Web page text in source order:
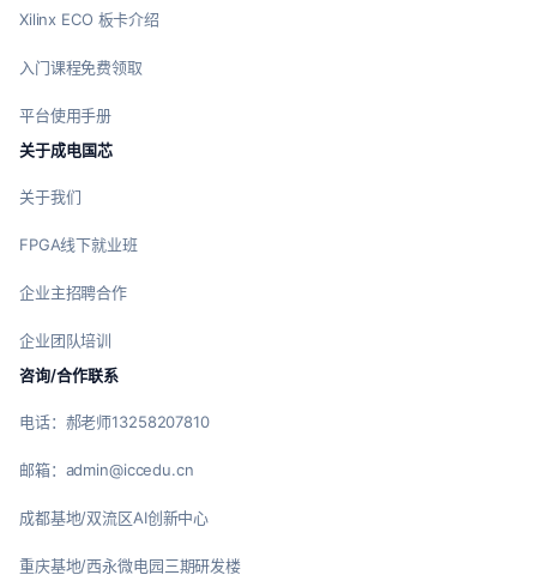
Xilinx ECO 板卡介绍
入门课程免费领取
平台使用手册
关于成电国芯
关于我们
FPGA线下就业班
企业主招聘合作
企业团队培训
咨询/合作联系
电话：郝老师13258207810
邮箱：admin@iccedu.cn
成都基地/双流区AI创新中心
重庆基地/西永微电园三期研发楼